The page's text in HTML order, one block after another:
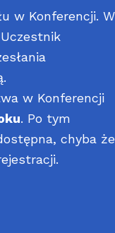
w Konferencji. W
w Konferencji
. Po tym
chyba że